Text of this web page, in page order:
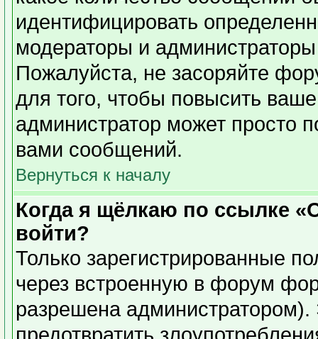
идентифицировать
модераторы и
Пожалуйста, не засоряйте
для того, чтобы повысить
администратор может просто
вами сообщений.
Вернуться к началу
Когда я щёлкаю по ссылке
войти?
Только зарегистрированные
через встроенную в форум
разрешена